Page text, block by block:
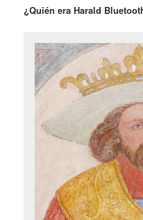
¿Quién era Harald